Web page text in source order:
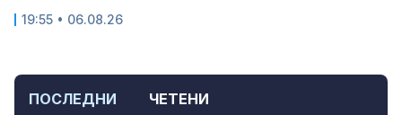
ПОСЛЕДНИ ЧЕТЕНИ
19:55 • 06.08.26